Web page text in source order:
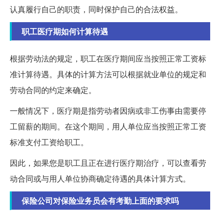
认真履行自己的职责，同时保护自己的合法权益。
职工医疗期如何计算待遇
根据劳动法的规定，职工在医疗期间应当按照正常工资标
准计算待遇。具体的计算方法可以根据就业单位的规定和
劳动合同的约定来确定。
一般情况下，医疗期是指劳动者因病或非工伤事由需要停
工留薪的期间。在这个期间，用人单位应当按照正常工资
标准支付工资给职工。
因此，如果您是职工且正在进行医疗期治疗，可以查看劳
动合同或与用人单位协商确定待遇的具体计算方式。
保险公司对保险业务员会有考勤上面的要求吗